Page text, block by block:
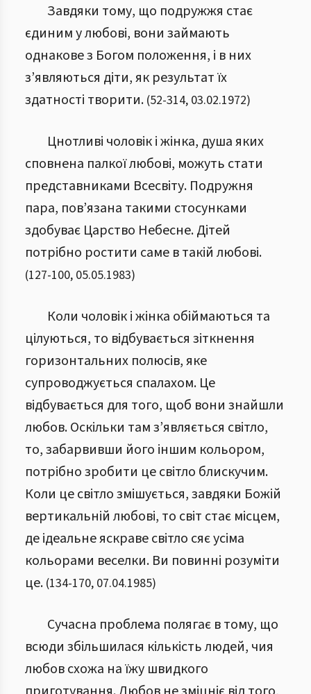
Завдяки тому, що подружжя стає
єдиним у любові, вони займають
однакове з Богом положення, і в них
з’являються діти, як результат їх
здатності творити. (52-314, 03.02.1972)
Цнотливі чоловік і жінка, душа яких
сповнена палкої любові, можуть стати
представниками Всесвіту. Подружня
пара, пов’язана такими стосунками
здобуває Царство Небесне. Дітей
потрібно ростити саме в такій любові.
(127-100, 05.05.1983)
Коли чоловік і жінка обіймаються та
цілуються, то відбувається зіткнення
горизонтальних полюсів, яке
супроводжується спалахом. Це
відбувається для того, щоб вони знайшли
любов. Оскільки там з’являється світло,
то, забарвивши його іншим кольором,
потрібно зробити це світло блискучим.
Коли це світло змішується, завдяки Божій
вертикальній любові, то світ стає місцем,
де ідеальне яскраве світло сяє усіма
кольорами веселки. Ви повинні розуміти
це. (134-170, 07.04.1985)
Сучасна проблема полягає в тому, що
всюди збільшилася кількість людей, чия
любов схожа на їжу швидкого